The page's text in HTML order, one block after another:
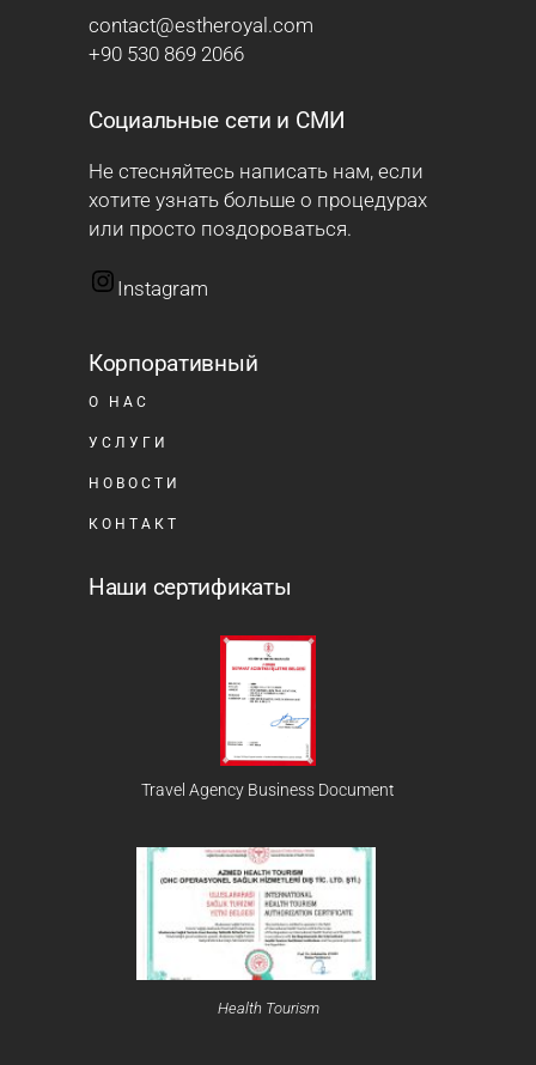
contact@estheroyal.com
+90 530 869 2066
Социальные сети и СМИ
Не стесняйтесь написать нам, если
хотите узнать больше о процедурах
или просто поздороваться.
Instagram
Корпоративный
О НАС
УСЛУГИ
НОВОСТИ
КОНТАКТ
Наши сертификаты
Travel Agency Business Document
Health Tourism